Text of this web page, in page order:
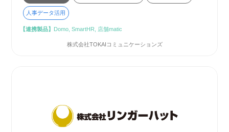
人事データ活用
【連携製品】 Domo, SmartHR, 店舗matic
株式会社TOKAIコミュニケーションズ